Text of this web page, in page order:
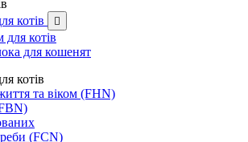
котів

котів
для кошенят
котів
та віком (FHN)
(FCN)